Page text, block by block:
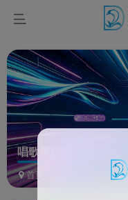
唱歌等级图标素材
首页 图片资源